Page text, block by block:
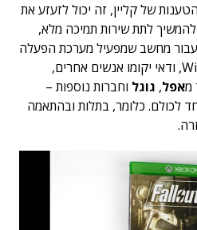
של קליין, זה יכול לזעזע את
לתת שירות תמיכה מלא,
עבור מחשב שמפעיל מערכת הפעלה
כל כך ותיקה כמו Windows 10, ודאי יקומו אנשים אחרים,
מאפל, גוגל וחברות נוספות –
לכולם. כלומר, בתלות ובהתאמה